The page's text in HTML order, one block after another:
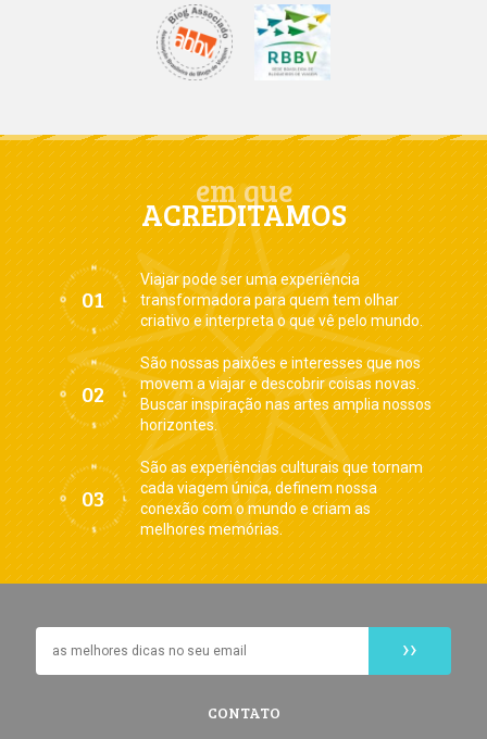
em que
ACREDITAMOS
Viajar pode ser uma experiência
transformadora para quem tem olhar
criativo e interpreta o que vê pelo mundo.
São nossas paixões e interesses que nos
movem a viajar e descobrir coisas novas.
Buscar inspiração nas artes amplia nossos
horizontes.
São as experiências culturais que tornam
cada viagem única, definem nossa
conexão com o mundo e criam as
melhores memórias.
CONTATO